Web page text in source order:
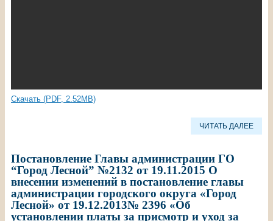
Скачать (PDF, 2.52MB)
ЧИТАТЬ ДАЛЕЕ
Постановление Главы администрации ГО
“Город Лесной” №2132 от 19.11.2015 О
внесении изменений в постановление главы
администрации городского округа «Город
Лесной» от 19.12.2013№ 2396 «Об
установлении платы за присмотр и уход за